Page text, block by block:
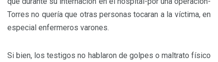
Torres no quería que otras personas tocaran a la víctima, en
especial enfermeros varones.
Si bien, los testigos no hablaron de golpes o maltrato físico